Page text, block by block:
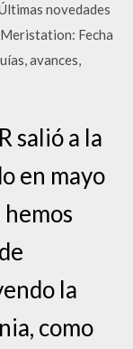
novedades
Fecha
avances,
salió a la
en mayo
la
como